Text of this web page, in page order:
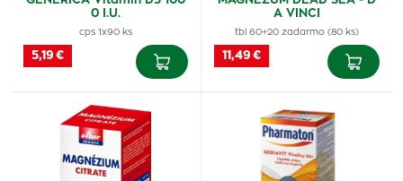
0 I.U.
cps 1x90 ks
5,19 €
A VINCI
tbl 60+20 zadarmo (80 ks)
11,49 €